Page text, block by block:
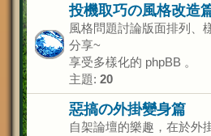
投機取巧の風格改造
風格問題討論版面排列、
分享~
享受多樣化的 phpBB 。
主題: 20
惡搞の外掛變身篇
自架論壇的樂趣，在於外